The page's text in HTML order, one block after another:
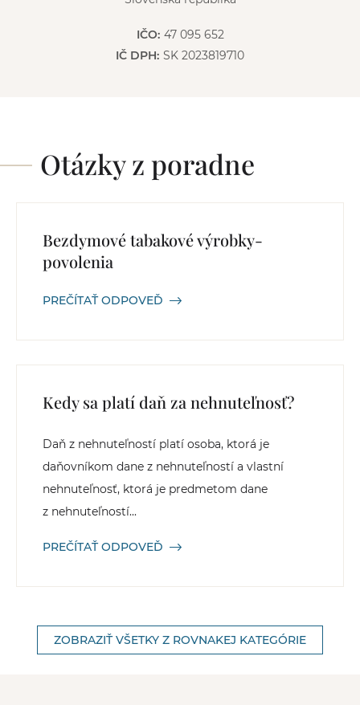
IČO: 47 095 652
IČ DPH: SK 2023819710
Otázky z poradne
Bezdymové tabakové výrobky-
povolenia
PREČÍTAŤ ODPOVEĎ
Kedy sa platí daň za nehnuteľnosť?
Daň z nehnuteľností platí osoba, ktorá je
daňovníkom dane z nehnuteľností a vlastní
nehnuteľnosť, ktorá je predmetom dane
z nehnuteľností...
PREČÍTAŤ ODPOVEĎ
ZOBRAZIŤ VŠETKY Z ROVNAKEJ KATEGÓRIE